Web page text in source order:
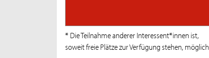
* Die Teilnahme anderer Interessent*innen ist,
soweit freie Plätze zur Verfügung stehen, möglich.